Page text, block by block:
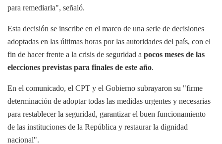
para remediarla", señaló.
Esta decisión se inscribe en el marco de una serie de decisiones
adoptadas en las últimas horas por las autoridades del país, con el
fin de hacer frente a la crisis de seguridad a pocos meses de las
elecciones previstas para finales de este año.
En el comunicado, el CPT y el Gobierno subrayaron su "firme
determinación de adoptar todas las medidas urgentes y necesarias
para restablecer la seguridad, garantizar el buen funcionamiento
de las instituciones de la República y restaurar la dignidad
nacional".